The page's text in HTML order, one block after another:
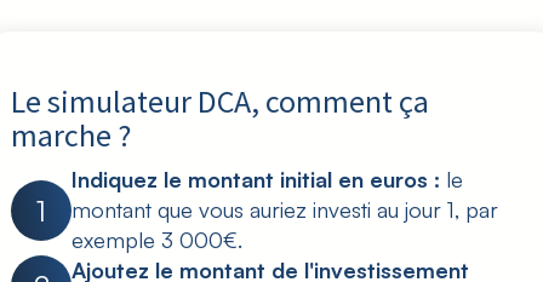
Le simulateur DCA, comment ça
marche ?
1
Indiquez le montant initial en euros : le
montant que vous auriez investi au jour 1, par
exemple 3 000€.
Ajoutez le montant de l'investissement